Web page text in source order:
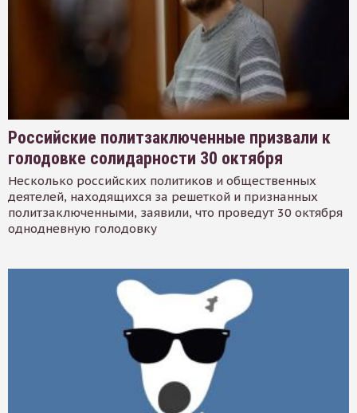
Российские политзаключенные призвали к
голодовке солидарности 30 октября
Несколько российских политиков и общественных
деятелей, находящихся за решеткой и признанных
политзаключенными, заявили, что проведут 30 октября
однодневную голодовку